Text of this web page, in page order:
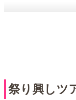
祭り興しツ